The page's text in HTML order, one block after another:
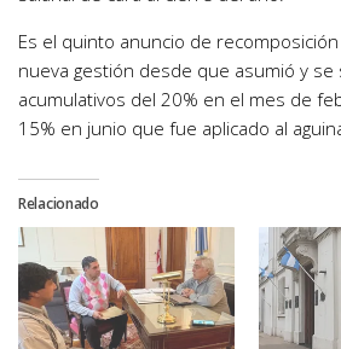
Es el quinto anuncio de
nueva gestión desde que asumió y
acumulativos del 20% en el mes de
15% en junio que fue aplicado al
Relacionado